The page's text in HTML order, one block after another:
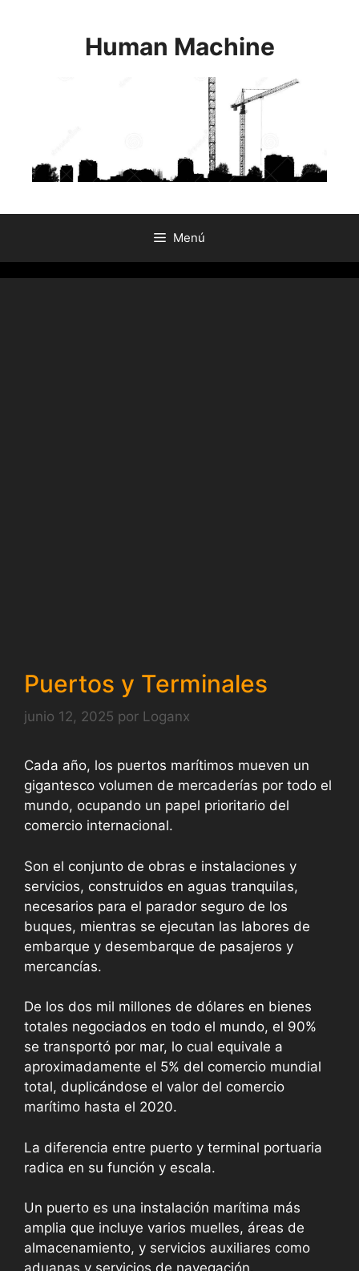
Human Machine
Menú
Puertos y Terminales
junio 12, 2025 por Loganx
Cada año, los puertos marítimos mueven un
gigantesco volumen de mercaderías por todo el
mundo, ocupando un papel prioritario del
comercio internacional.
Son el conjunto de obras e instalaciones y
servicios, construidos en aguas tranquilas,
necesarios para el parador seguro de los
buques, mientras se ejecutan las labores de
embarque y desembarque de pasajeros y
mercancías.
De los dos mil millones de dólares en bienes
totales negociados en todo el mundo, el 90%
se transportó por mar, lo cual equivale a
aproximadamente el 5% del comercio mundial
total, duplicándose el valor del comercio
marítimo hasta el 2020.
La diferencia entre puerto y terminal portuaria
radica en su función y escala.
Un puerto es una instalación marítima más
amplia que incluye varios muelles, áreas de
almacenamiento, y servicios auxiliares como